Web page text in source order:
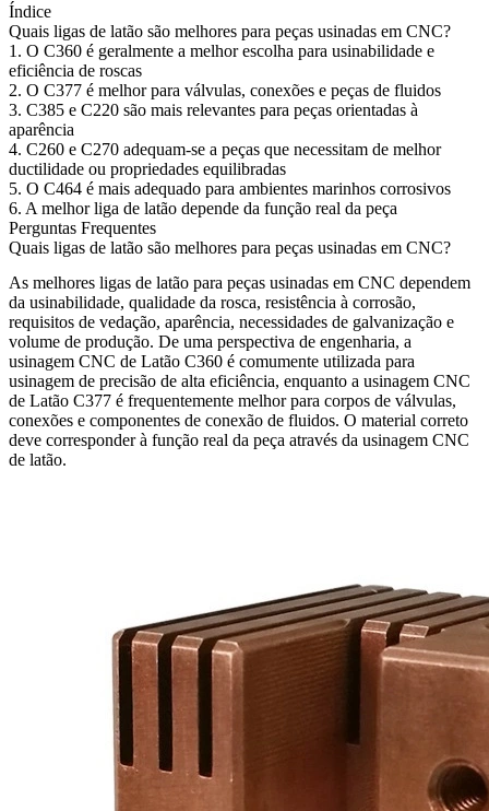
Índice
Quais ligas de latão são melhores para peças usinadas em CNC?
1. O C360 é geralmente a melhor escolha para usinabilidade e
eficiência de roscas
2. O C377 é melhor para válvulas, conexões e peças de fluidos
3. C385 e C220 são mais relevantes para peças orientadas à
aparência
4. C260 e C270 adequam-se a peças que necessitam de melhor
ductilidade ou propriedades equilibradas
5. O C464 é mais adequado para ambientes marinhos corrosivos
6. A melhor liga de latão depende da função real da peça
Perguntas Frequentes
Quais ligas de latão são melhores para peças usinadas em CNC?
As melhores ligas de latão para peças usinadas em CNC dependem
da usinabilidade, qualidade da rosca, resistência à corrosão,
requisitos de vedação, aparência, necessidades de galvanização e
volume de produção. De uma perspectiva de engenharia, a
usinagem CNC de Latão C360 é comumente utilizada para
usinagem de precisão de alta eficiência, enquanto a usinagem CNC
de Latão C377 é frequentemente melhor para corpos de válvulas,
conexões e componentes de conexão de fluidos. O material correto
deve corresponder à função real da peça através da usinagem CNC
de latão.